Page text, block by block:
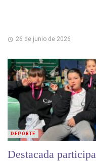
26 de junio de 2026
Destacada
DEPORTE